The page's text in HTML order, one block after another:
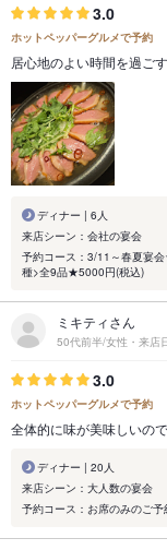
3.0
ホットペッパーグルメで予約
居心地のよい時間を過ご
ディナー | 6人
来店シーン：会社の宴会
予約コース：3/11～春夏宴
種>全9品★5000円(税込)
ミキティさん
50代前半/女性・来店
3.0
ホットペッパーグルメで予約
全体的に味が美味しいの
ディナー | 20人
来店シーン：大人数の宴会
予約コース：お席のみのご予